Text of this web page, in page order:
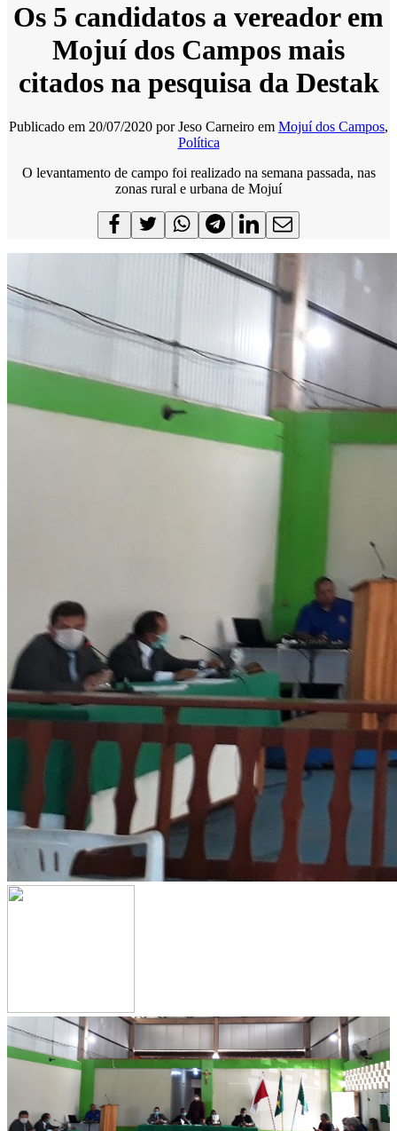
Os 5 candidatos a vereador em
Mojuí dos Campos mais
citados na pesquisa da Destak
Publicado em 20/07/2020 porJeso Carneiro em Mojuí dos Campos,
Política
O levantamento de campo foi realizado na semana passada, nas
zonas rural e urbana de Mojuí